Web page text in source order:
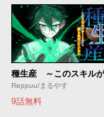
Reppuu/まるやす
9話無料